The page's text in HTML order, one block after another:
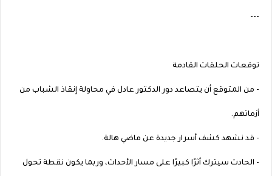
---
توقعات الحلقات القادمة
- من المتوقع أن يتصاعد دور الدكتور عادل في محاولة إنقاذ الشباب من
أزماتهم.
- قد نشهد كشف أسرار جديدة عن ماضي هالة.
- الحادث سيترك أثرًا كبيرًا على مسار الأحداث، وربما يكون نقطة تحول